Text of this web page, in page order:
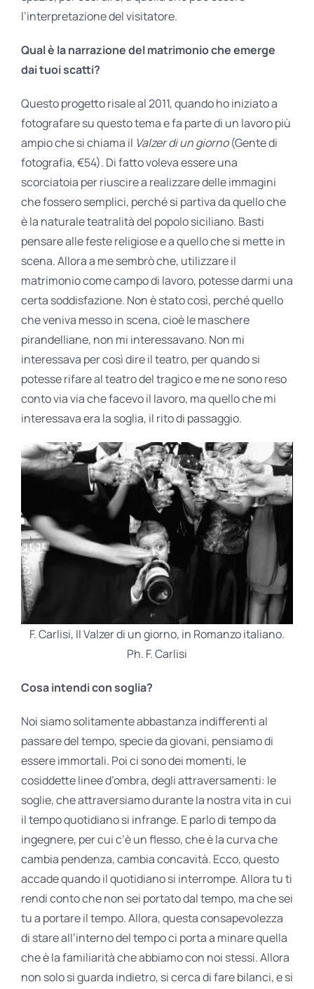
l’interpretazione del visitatore.
Qual è la narrazione del matrimonio che emerge
dai tuoi scatti?
Questo progetto risale al 2011, quando ho iniziato a
fotografare su questo tema e fa parte di un lavoro più
ampio che si chiama il Valzer di un giorno(Gente di
fotografia, €54). Di fatto voleva essere una
scorciatoia per riuscire a realizzare delle immagini
che fossero semplici, perché si partiva da quello che
è la naturale teatralità del popolo siciliano. Basti
pensare alle feste religiose e a quello che si mette in
scena. Allora a me sembrò che, utilizzare il
matrimonio come campo di lavoro, potesse darmi una
certa soddisfazione. Non è stato così, perché quello
che veniva messo in scena, cioè le maschere
pirandelliane, non mi interessavano. Non mi
interessava per così dire il teatro, per quando si
potesse rifare al teatro del tragico e me ne sono reso
conto via via che facevo il lavoro, ma quello che mi
interessava era la soglia, il rito di passaggio.
F. Carlisi, Il Valzer di un giorno, in Romanzo italiano.
Ph. F. Carlisi
Cosa intendi con soglia?
Noi siamo solitamente abbastanza indifferenti al
passare del tempo, specie da giovani, pensiamo di
essere immortali. Poi ci sono dei momenti, le
cosiddette linee d’ombra, degli attraversamenti: le
soglie, che attraversiamo durante la nostra vita in cui
il tempo quotidiano si infrange. E parlo di tempo da
ingegnere, per cui c’è un flesso, che è la curva che
cambia pendenza, cambia concavità. Ecco, questo
accade quando il quotidiano si interrompe. Allora tu ti
rendi conto che non sei portato dal tempo, ma che sei
tu a portare il tempo. Allora, questa consapevolezza
di stare all’interno del tempo ci porta a minare quella
che è la familiarità che abbiamo con noi stessi. Allora
non solo si guarda indietro, si cerca di fare bilanci, e si